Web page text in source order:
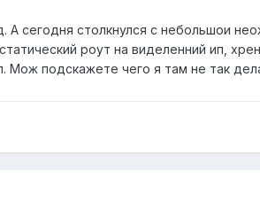
А сегодня столкнулся с небольшои
роут на виделенний ип,
Мож подскажете чего я там не так